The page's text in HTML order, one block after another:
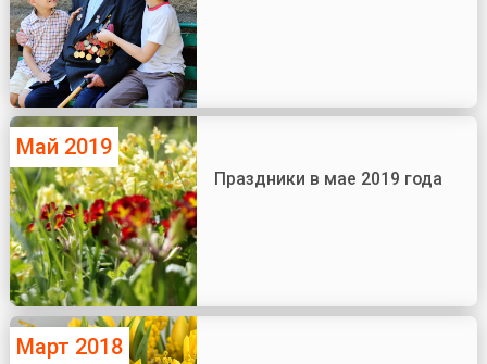
Май 2019
Праздники в мае 2019 года
Март 2018